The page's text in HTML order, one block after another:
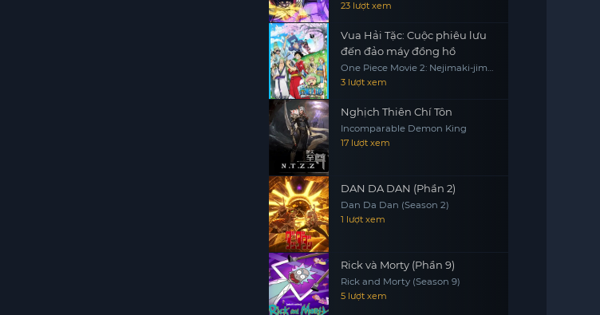
23 lượt xem
Vua Hải Tặc: Cuộc phiêu lưu
đến đảo máy đồng hồ
One Piece Movie 2: Nejimaki-jima
no Daibouken, One Piece:
Nejimakijima no Bouken, One
3 lượt xem
Nghịch Thiên Chí Tôn
Incomparable Demon King
17 lượt xem
DAN DA DAN (Phần 2)
Dan Da Dan (Season 2)
1 lượt xem
Rick và Morty (Phần 9)
Rick and Morty (Season 9)
5 lượt xem